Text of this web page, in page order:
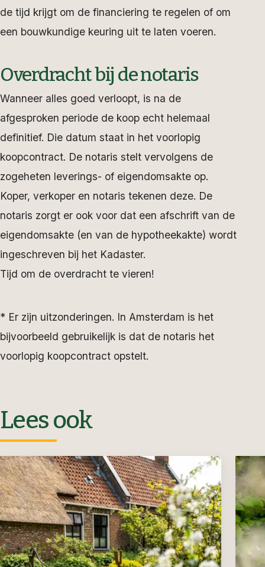
de tijd krijgt om de financiering te regelen of om
een bouwkundige keuring uit te laten voeren.
Overdracht bij de notaris
Wanneer alles goed verloopt, is na de
afgesproken periode de koop echt helemaal
definitief. Die datum staat in het voorlopig
koopcontract. De notaris stelt vervolgens de
zogeheten leverings- of eigendomsakte op.
Koper, verkoper en notaris tekenen deze. De
notaris zorgt er ook voor dat een afschrift van de
eigendomsakte (en van de hypotheekakte) wordt
ingeschreven bij het Kadaster.
Tijd om de overdracht te vieren!
* Er zijn uitzonderingen. In Amsterdam is het
bijvoorbeeld gebruikelijk is dat de notaris het
voorlopig koopcontract opstelt.
Lees ook